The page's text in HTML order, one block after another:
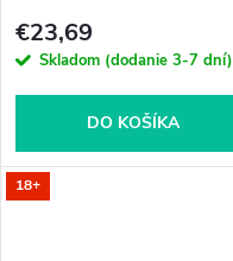
€23,69
Skladom (dodanie 3-7 dní)
DO KOŠÍKA
18+